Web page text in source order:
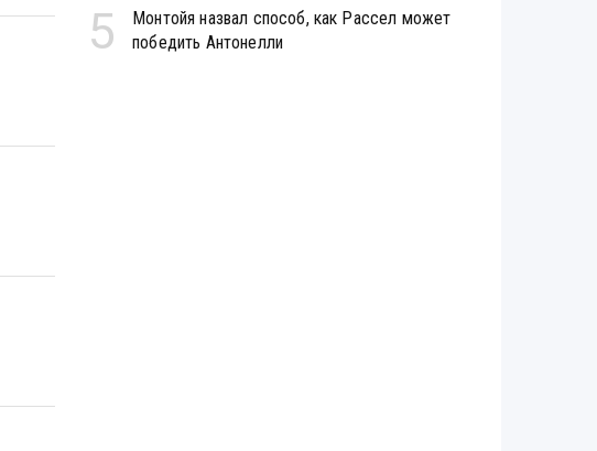
5
Монтойя назвал способ, как Рассел может
победить Антонелли